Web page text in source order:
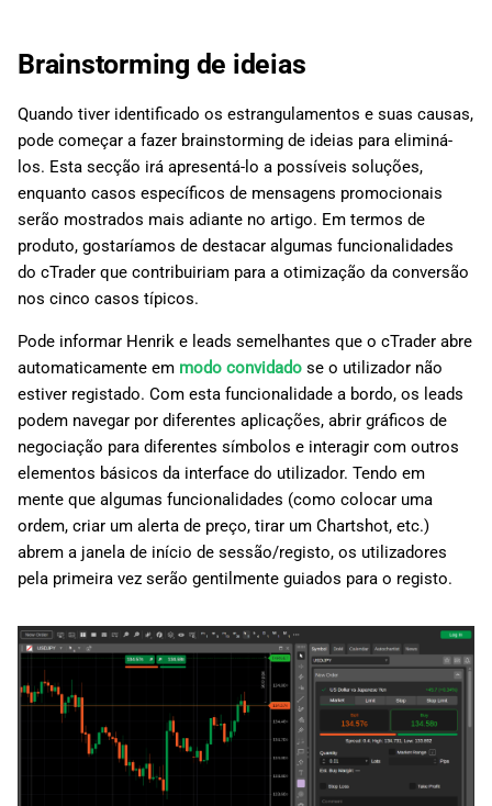
Brainstorming de ideias
Quando tiver identificado os estrangulamentos e suas causas,
pode começar a fazer brainstorming de ideias para eliminá-
los. Esta secção irá apresentá-lo a possíveis soluções,
enquanto casos específicos de mensagens promocionais
serão mostrados mais adiante no artigo. Em termos de
produto, gostaríamos de destacar algumas funcionalidades
do cTrader que contribuiriam para a otimização da conversão
nos cinco casos típicos.
Pode informar Henrik e leads semelhantes que o cTrader abre
automaticamente em modo convidado se o utilizador não
estiver registado. Com esta funcionalidade a bordo, os leads
podem navegar por diferentes aplicações, abrir gráficos de
negociação para diferentes símbolos e interagir com outros
elementos básicos da interface do utilizador. Tendo em
mente que algumas funcionalidades (como colocar uma
ordem, criar um alerta de preço, tirar um Chartshot, etc.)
abrem a janela de início de sessão/registo, os utilizadores
pela primeira vez serão gentilmente guiados para o registo.